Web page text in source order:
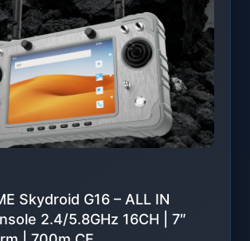
Skydroid G16 – ALL IN
2.4/5.8GHz 16CH | 7″